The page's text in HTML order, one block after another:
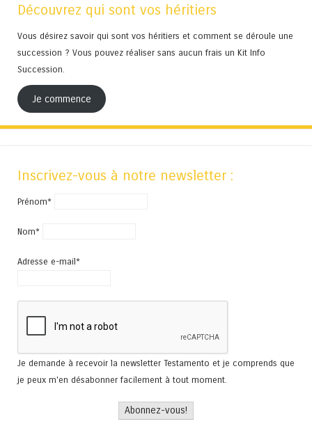
Découvrez qui sont vos héritiers
Vous désirez savoir qui sont vos héritiers et comment se déroule une
succession ? Vous pouvez réaliser sans aucun frais un Kit Info
Succession.
Je commence
Inscrivez-vous à notre newsletter :
Prénom*
Nom*
Adresse e-mail*
Je demande à recevoir la newsletter Testamento et je comprends que
je peux m'en désabonner facilement à tout moment.